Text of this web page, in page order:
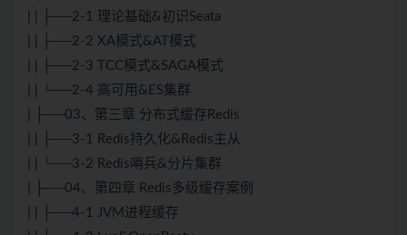
| | ├──2-1 理论基础&初识Seata
| | ├──2-2 XA模式&AT模式
| | ├──2-3 TCC模式&SAGA模式
| | └──2-4 高可用&ES集群
| ├──03、第三章 分布式缓存Redis
| | ├──3-1 Redis持久化&Redis主从
| | └──3-2 Redis哨兵&分片集群
| ├──04、第四章 Redis多级缓存案例
| | ├──4-1 JVM进程缓存